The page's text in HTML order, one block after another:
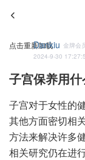
点击重新加载
Dankiu 金牌会
2024-9-30
子宫保养用
子宫对于女性的
其他方面密切相
方法来解决许多
相关研究仍在进